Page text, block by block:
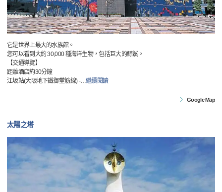
它是世界上最大的水族館。
您可以看到大約 30,000 種海洋生物，包括巨大的鯨鯊。
【交通導覽】
距離酒店約30分鐘
江坂站(大阪地下鐵御堂筋線) -…繼續閱讀
Google Map
太陽之塔